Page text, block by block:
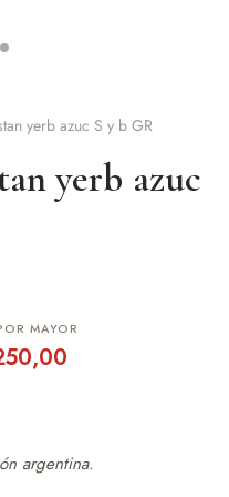
yerb azuc S y b GR
yerb azuc
MAYOR
argentina.